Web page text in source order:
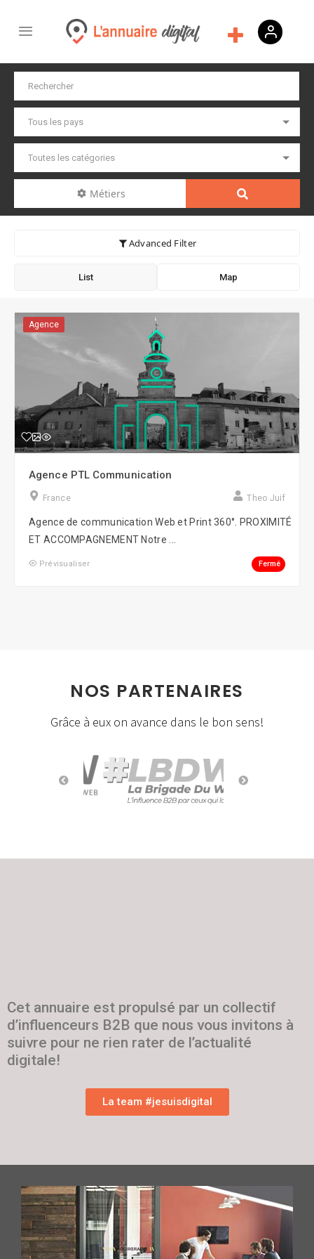
Métiers
Advanced Filter
List Map
Agence
Agence PTL Communication
France Theo Juif
Agence de communication Web et Print 360°. PROXIMITÉ
ET ACCOMPAGNEMENT Notre ...
Prévisualiser Fermé
NOS PARTENAIRES
Grâce à eux on avance dans le bon sens!
Cet annuaire est propulsé par un collectif
d’influenceurs B2B que nous vous invitons à
suivre pour ne rien rater de l’actualité
digitale!
La team #jesuisdigital